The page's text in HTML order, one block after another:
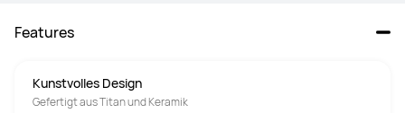
Features
Gefertigt aus Titan und Keramik